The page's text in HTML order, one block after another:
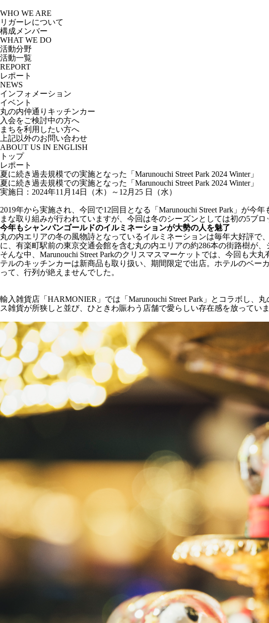
to
the
content
WHO WE ARE
リガーレについて
構成メンバー
WHAT WE DO
活動分野
活動一覧
REPORT
レポート
NEWS
インフォメーション
イベント
丸の内仲通りキッチンカー
入会をご検討中の方へ
まちを利用したい方へ
上記以外のお問い合わせ
ABOUT US IN ENGLISH
トップ
レポート
夏に続き過去規模での実施となった「Marunouchi Street Park 2024 Winter」
夏に続き過去規模での実施となった「Marunouchi Street Park 2024 Winter」
実施日：2024年11月14日（木）～12月25 日（水）
2019年から実施され、今回で12回目となる「Marunouchi Street Park」が
まな取り組みが行われていますが、今回は冬のシーズンとしては初の5ブ
今年もシャンパンゴールドのイルミネーションが大勢の人を魅了
丸の内エリアの冬の風物詩となっているイルミネーションは毎年大好評
に、有楽町駅前の東京交通会館を含む丸の内エリアの約286本の街路樹が、
そんな中、Marunouchi Street Parkのクリスマスマーケットでは、今回も
テルのキッチンカーは新商品も取り扱い、期間限定で出店。ホテルのベ
って、行列が絶えませんでした。
輸入雑貨店「HARMONIER」では「Marunouchi Street Park」とコラボし
ス雑貨が所狭しと並び、ひときわ賑わう店舗で愛らしい存在感を放っていま